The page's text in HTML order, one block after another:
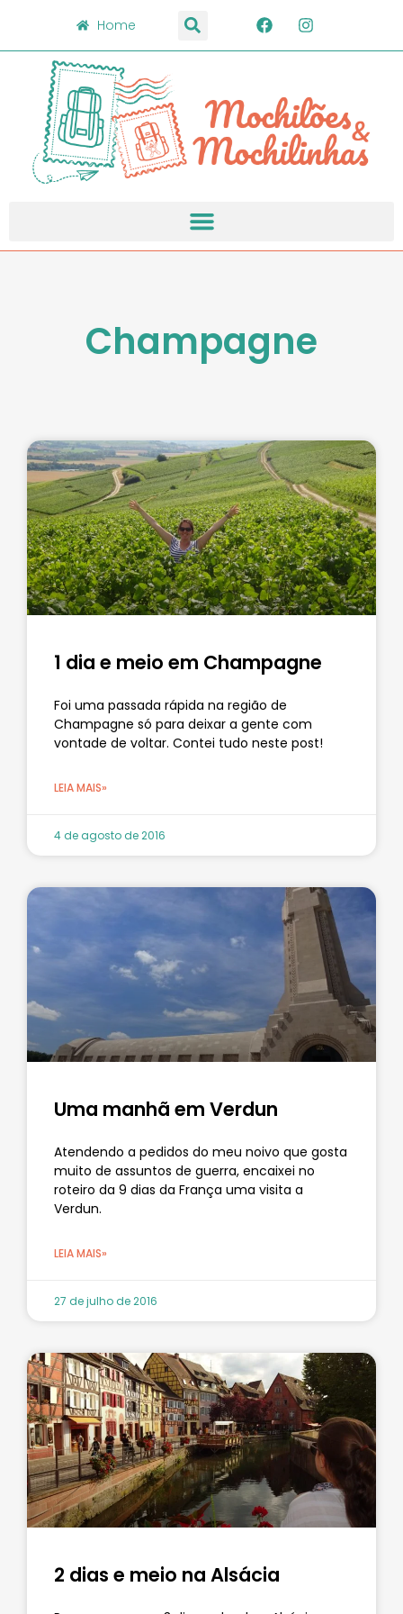
Home
Champagne
1 dia e meio em Champagne
Foi uma passada rápida na região de
Champagne só para deixar a gente com
vontade de voltar. Contei tudo neste post!
LEIA MAIS»
4 de agosto de 2016
Uma manhã em Verdun
Atendendo a pedidos do meu noivo que gosta
muito de assuntos de guerra, encaixei no
roteiro da 9 dias da França uma visita a
Verdun.
LEIA MAIS»
27 de julho de 2016
2 dias e meio na Alsácia